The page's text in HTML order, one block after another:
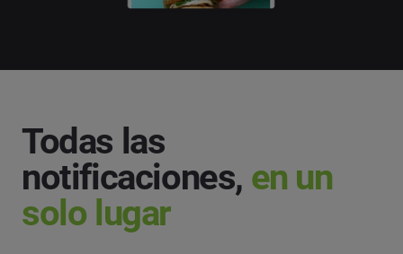
Todas las
notificaciones, en un
solo lugar